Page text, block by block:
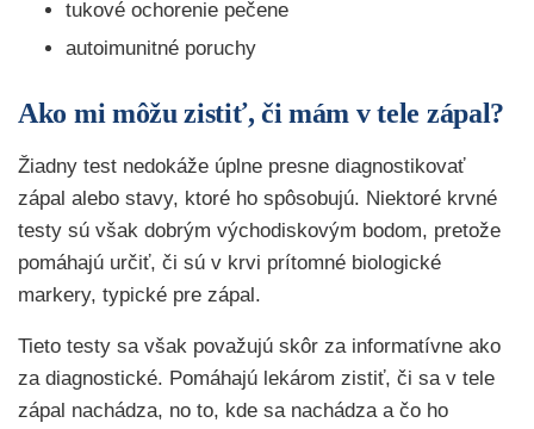
tukové ochorenie pečene
autoimunitné poruchy
Ako mi môžu zistiť, či mám v tele zápal?
Žiadny test nedokáže úplne presne diagnostikovať
zápal alebo stavy, ktoré ho spôsobujú. Niektoré krvné
testy sú však dobrým východiskovým bodom, pretože
pomáhajú určiť, či sú v krvi prítomné biologické
markery, typické pre zápal.
Tieto testy sa však považujú skôr za informatívne ako
za diagnostické. Pomáhajú lekárom zistiť, či sa v tele
zápal nachádza, no to, kde sa nachádza a čo ho